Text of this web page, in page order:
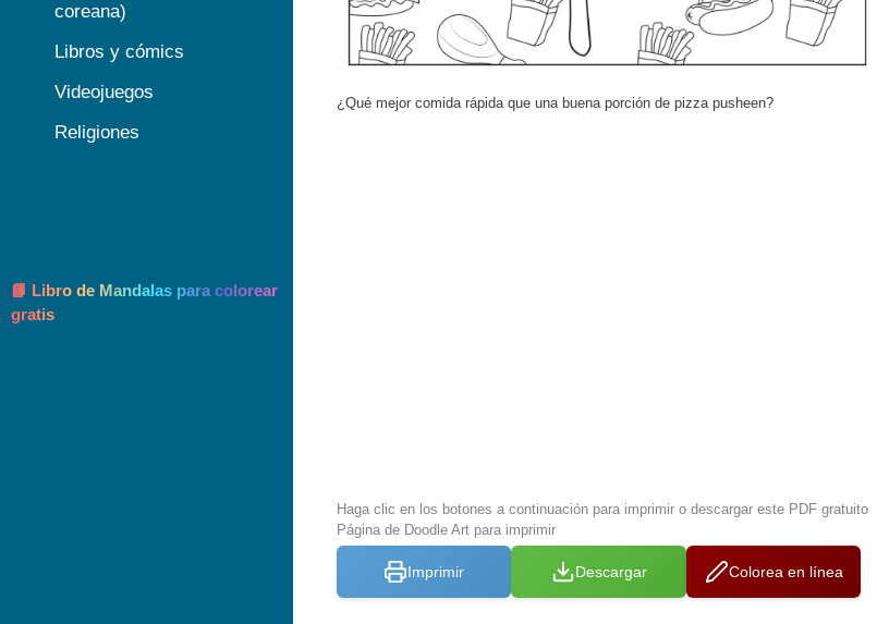
¿Qué mejor comida rápida que una buena porción de pizza pusheen?
Haga clic en los botones a continuación para imprimir o descargar este PDF gratuito
Página de Doodle Art para imprimir
Imprimir Descargar Colorea en línea
coreana)
Libros y cómics
Videojuegos
Religiones
📘 Libro de Mandalas para colorear
gratis